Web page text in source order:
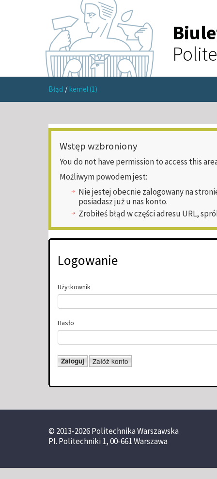
Błąd / kernel (1)
Wstęp wzbroniony
You do not have permission to access this
Możliwym powodem jest:
Nie jestej obecnie zalogowany na
posiadasz już u nas konto.
Zrobiłeś błąd w części adresu URL,
Logowanie
Użytkownik
Hasło
© 2013-2026 Politechnika Warszawska
Pl. Politechniki 1, 00-661 Warszawa